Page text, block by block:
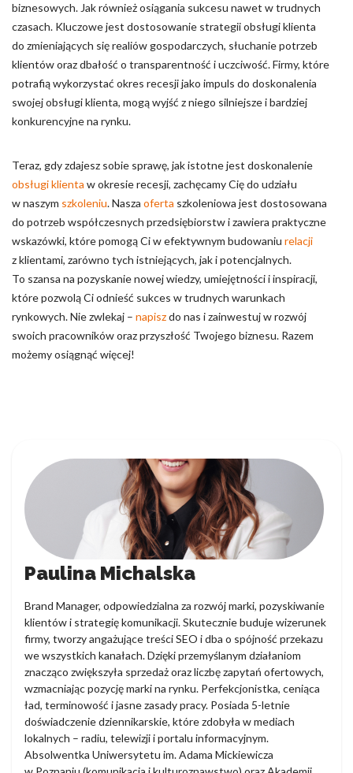
biznesowych. Jak również osiągania sukcesu nawet w trudnych
czasach. Kluczowe jest dostosowanie strategii obsługi klienta
do zmieniających się realiów gospodarczych, słuchanie potrzeb
klientów oraz dbałość o transparentność i uczciwość. Firmy, które
potrafią wykorzystać okres recesji jako impuls do doskonalenia
swojej obsługi klienta, mogą wyjść z niego silniejsze i bardziej
konkurencyjne na rynku.
Teraz, gdy zdajesz sobie sprawę, jak istotne jest doskonalenie
obsługi klienta w okresie recesji, zachęcamy Cię do udziału
w naszym szkoleniu. Nasza oferta szkoleniowa jest dostosowana
do potrzeb współczesnych przedsiębiorstw i zawiera praktyczne
wskazówki, które pomogą Ci w efektywnym budowaniu relacji
z klientami, zarówno tych istniejących, jak i potencjalnych.
To szansa na pozyskanie nowej wiedzy, umiejętności i inspiracji,
które pozwolą Ci odnieść sukces w trudnych warunkach
rynkowych. Nie zwlekaj – napiszdo nas i zainwestuj w rozwój
swoich pracowników oraz przyszłość Twojego biznesu. Razem
możemy osiągnąć więcej!
Paulina Michalska
Brand Manager, odpowiedzialna za rozwój marki, pozyskiwanie
klientów i strategię komunikacji. Skutecznie buduje wizerunek
firmy, tworzy angażujące treści SEO i dba o spójność przekazu
we wszystkich kanałach. Dzięki przemyślanym działaniom
znacząco zwiększyła sprzedaż oraz liczbę zapytań ofertowych,
wzmacniając pozycję marki na rynku. Perfekcjonistka, ceniąca
ład, terminowość i jasne zasady pracy. Posiada 5-letnie
doświadczenie dziennikarskie, które zdobyła w mediach
lokalnych – radiu, telewizji i portalu informacyjnym.
Absolwentka Uniwersytetu im. Adama Mickiewicza